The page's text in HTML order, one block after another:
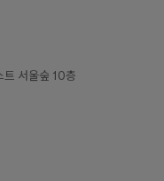
트 서울숲 10층